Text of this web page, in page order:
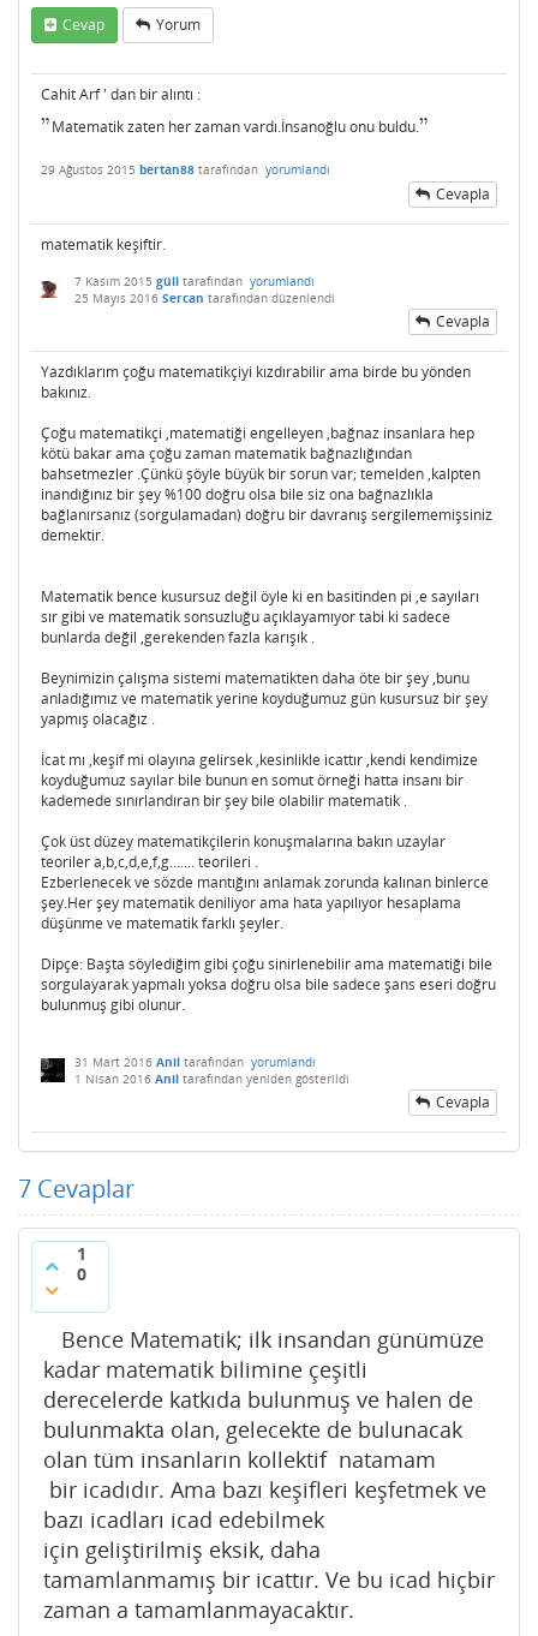
Cevap Yorum
Cahit Arf ' dan bir alıntı :
"
" Matematik zaten her zaman vardı.İnsanoğlu onu buldu."
"
29 Ağustos 2015 bertan88 tarafından yorumlandı
Cevapla
matematik keşiftir.
7 Kasım 2015 güll tarafından yorumlandı
25 Mayıs 2016 Sercan tarafından düzenlendi
Cevapla
Yazdıklarım çoğu matematikçiyi kızdırabilir ama birde bu yönden
bakınız.
Çoğu matematikçi ,matematiği engelleyen ,bağnaz insanlara hep
kötü bakar ama çoğu zaman matematik bağnazlığından
bahsetmezler .Çünkü şöyle büyük bir sorun var; temelden ,kalpten
inandığınız bir şey %100 doğru olsa bile siz ona bağnazlıkla
bağlanırsanız (sorgulamadan) doğru bir davranış sergilememişsiniz
demektir.
Matematik bence kusursuz değil öyle ki en basitinden pi ,e sayıları
sır gibi ve matematik sonsuzluğu açıklayamıyor tabi ki sadece
bunlarda değil ,gerekenden fazla karışık .
Beynimizin çalışma sistemi matematikten daha öte bir şey ,bunu
anladığımız ve matematik yerine koyduğumuz gün kusursuz bir şey
yapmış olacağız .
İcat mı ,keşif mi olayına gelirsek ,kesinlikle icattır ,kendi kendimize
koyduğumuz sayılar bile bunun en somut örneği hatta insanı bir
kademede sınırlandıran bir şey bile olabilir matematik .
Çok üst düzey matematikçilerin konuşmalarına bakın uzaylar
teoriler a,b,c,d,e,f,g....... teorileri .
Ezberlenecek ve sözde mantığını anlamak zorunda kalınan binlerce
şey.Her şey matematik deniliyor ama hata yapılıyor hesaplama
düşünme ve matematik farklı şeyler.
Dipçe: Başta söylediğim gibi çoğu sinirlenebilir ama matematiği bile
sorgulayarak yapmalı yoksa doğru olsa bile sadece şans eseri doğru
bulunmuş gibi olunur.
31 Mart 2016 Anil tarafından yorumlandı
1 Nisan 2016 Anil tarafından yeniden gösterildi
Cevapla
7 Cevaplar
1
0
Bence Matematik; ilk insandan günümüze
kadar matematik bilimine çeşitli
derecelerde katkıda bulunmuş ve halen de
bulunmakta olan, gelecekte de bulunacak
olan tüm insanların kollektif natamam
bir icadıdır. Ama bazı keşifleri keşfetmek ve
bazı icadları icad edebilmek
için geliştirilmiş eksik, daha
tamamlanmamış bir icattır. Ve bu icad hiçbir
zaman a tamamlanmayacaktır.